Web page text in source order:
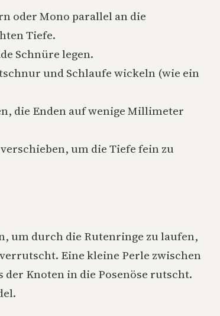
oder Mono parallel an die
Tiefe.
Schnüre legen.
und Schlaufe wickeln (wie ein
die Enden auf wenige Millimeter
um die Tiefe fein zu
um durch die Rutenringe zu laufen,
Eine kleine Perle zwischen
Knoten in die Posenöse rutscht.